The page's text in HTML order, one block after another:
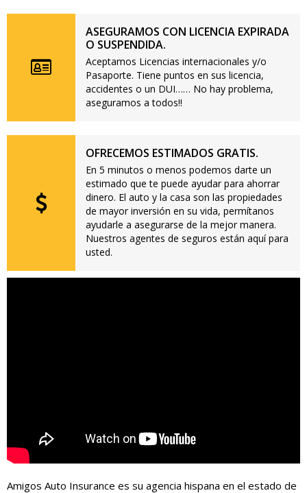
ASEGURAMOS CON LICENCIA EXPIRADA
O SUSPENDIDA.
Aceptamos Licencias internacionales y/o
Pasaporte. Tiene puntos en sus licencia,
accidentes o un DUI…… No hay problema,
aseguramos a todos!!
OFRECEMOS ESTIMADOS GRATIS.
En 5 minutos o menos podemos darte un
estimado que te puede ayudar para ahorrar
dinero. El auto y la casa son las propiedades
de mayor inversión en su vida, permítanos
ayudarle a asegurarse de la mejor manera.
Nuestros agentes de seguros están aquí para
usted.
Amigos Auto Insurance es su agencia hispana en el estado de